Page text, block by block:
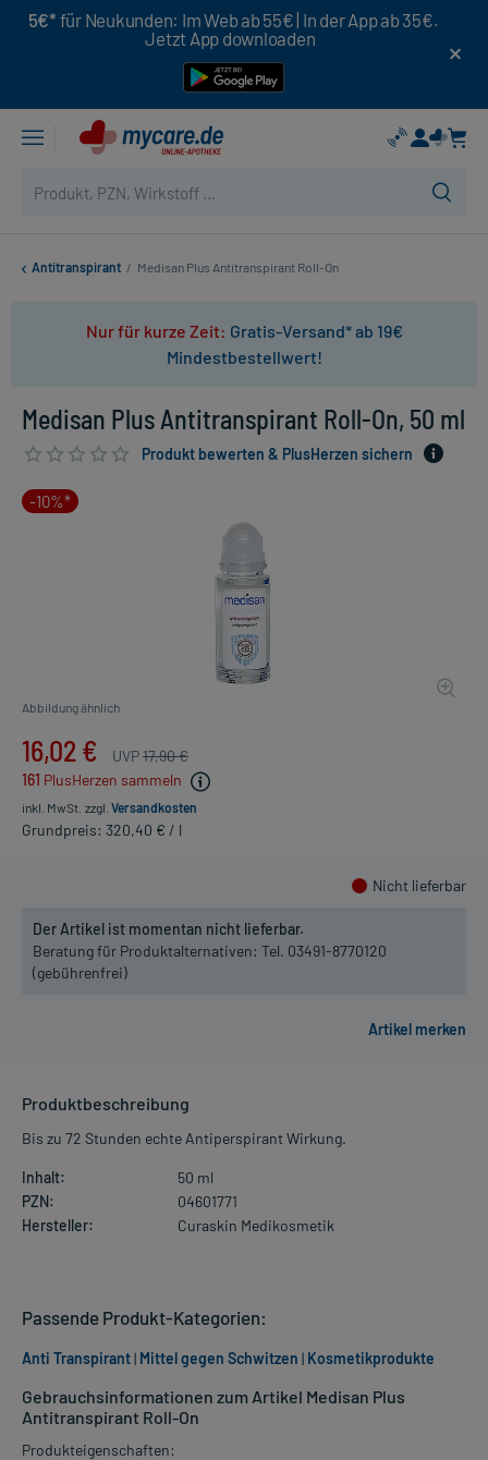
5€* für Neukunden: Im Web ab 55€ | In der App ab 35€.
Jetzt App downloaden
Antitranspirant / Medisan Plus Antitranspirant Roll-On
Nur für kurze Zeit: Gratis-Versand* ab 19€
Mindestbestellwert!
Medisan Plus Antitranspirant Roll-On, 50 ml
Produkt bewerten & PlusHerzen sichern
-10%*
Abbildung ähnlich
16,02 € UVP17,90 €
161 PlusHerzen sammeln
inkl. MwSt. zzgl. Versandkosten
Grundpreis: 320,40 € / l
Nicht lieferbar
Der Artikel ist momentan nicht lieferbar.
Beratung für Produktalternativen: Tel. 03491-8770120
(gebührenfrei)
Produktbeschreibung
Bis zu 72 Stunden echte Antiperspirant Wirkung.
Inhalt:
50 ml
PZN:
04601771
Hersteller:
Curaskin Medikosmetik
Gebrauchsinformationen zum Artikel Medisan Plus
Antitranspirant Roll-On
Produkteigenschaften:
Passende Produkt-Kategorien:
Anti Transpirant| Mittel gegen Schwitzen | Kosmetikprodukte